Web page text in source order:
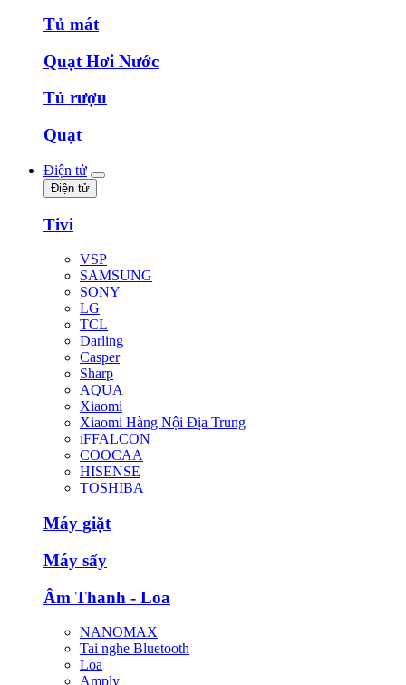
Tủ mát
Quạt Hơi Nước
Tủ rượu
Quạt
Điện tử
Điện tử
Tivi
VSP
SAMSUNG
SONY
LG
TCL
Darling
Casper
Sharp
AQUA
Xiaomi
Xiaomi Hàng Nội Địa Trung
iFFALCON
COOCAA
HISENSE
TOSHIBA
Máy giặt
Máy sấy
Âm Thanh - Loa
NANOMAX
Tai nghe Bluetooth
Loa
Amply